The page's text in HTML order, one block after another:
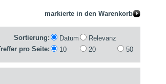
Sortierung: Datum
Relevanz
pro Seite:
10 20 50